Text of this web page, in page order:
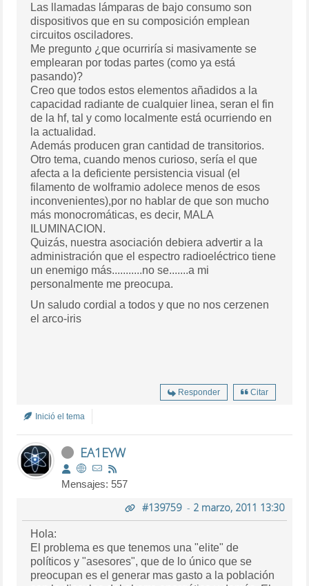
Las llamadas lámparas de bajo consumo son
dispositivos que en su composición emplean
circuitos osciladores.
Me pregunto ¿que ocurriría si masivamente se
emplearan por todas partes (como ya está
pasando)?
Creo que todos estos elementos añadidos a la
capacidad radiante de cualquier linea, seran el fin
de la hf, tal y como localmente está ocurriendo en
la actualidad.
Además producen gran cantidad de transitorios.
Otro tema, cuando menos curioso, sería el que
afecta a la deficiente persistencia visual (el
filamento de wolframio adolece menos de esos
inconvenientes),por no hablar de que son mucho
más monocromáticas, es decir, MALA
ILUMINACION.
Quizás, nuestra asociación debiera advertir a la
administración que el espectro radioeléctrico tiene
un enemigo más...........no se.......a mi
personalmente me preocupa.
Un saludo cordial a todos y que no nos cerzenen
el arco-iris
Responder Citar
Inició el tema
EA1EYW
Mensajes: 557
#139759- 2 marzo, 2011 13:30
Hola:
El problema es que tenemos una "elite" de
políticos y "asesores", que de lo único que se
preocupan es el generar mas gasto a la población